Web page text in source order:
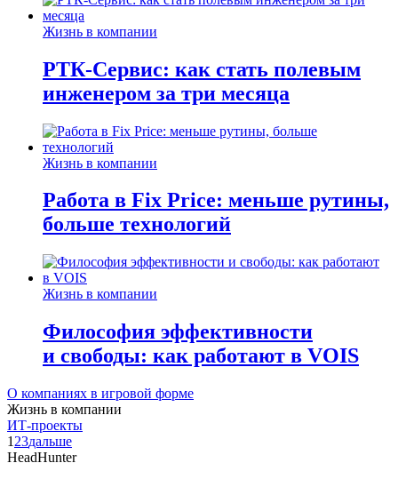
Жизнь в компании
РТК-Сервис: как стать полевым
инженером за три месяца
Жизнь в компании
Работа в Fix Price: меньше рутины,
больше технологий
Жизнь в компании
Философия эффективности
и свободы: как работают в VOIS
О компаниях в игровой форме
Жизнь в компании
ИТ-проекты
1 23дальше
HeadHunter